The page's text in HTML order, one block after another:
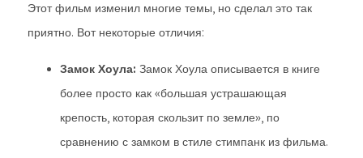
Этот фильм изменил многие темы, но сделал это так
приятно. Вот некоторые отличия:
Замок Хоула: Замок Хоула описывается в книге
более просто как «большая устрашающая
крепость, которая скользит по земле», по
сравнению с замком в стиле стимпанк из фильма.